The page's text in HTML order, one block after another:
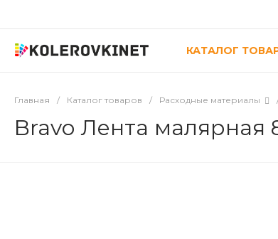
КАТАЛОГ
Главная / Каталог товаров / Расходные материалы
Bravo Лента